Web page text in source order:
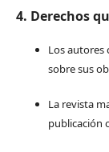
4. Derechos
Los autores
sobre sus
La revista
publicación